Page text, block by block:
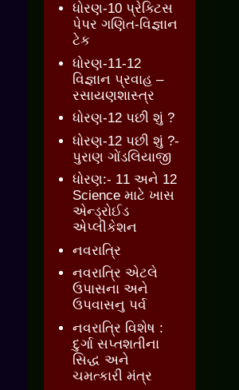
ધોરણ-10 પ્રેક્ટિસ
પેપર ગણિત-વિજ્ઞાન
ટેક
ધોરણ-11-12
વિજ્ઞાન પ્રવાહ –
રસાયણશાસ્ત્ર
ધોરણ-12 પછી શું ?
ધોરણ-12 પછી શું ?-
પુરાણ ગોંડલિયાજી
ધોરણ:- 11 અને 12
Science માટે ખાસ
એન્ડ્રોઈડ
એપ્લીકેશન
નવરાત્રિ
નવરાત્રિ એટલે
ઉપાસના અને
ઉપવાસનુ પર્વ
નવરાત્રિ વિશેષ :
દુર્ગા સપ્તશતીના
સિદ્ધ અને
ચમત્કારી મંત્ર